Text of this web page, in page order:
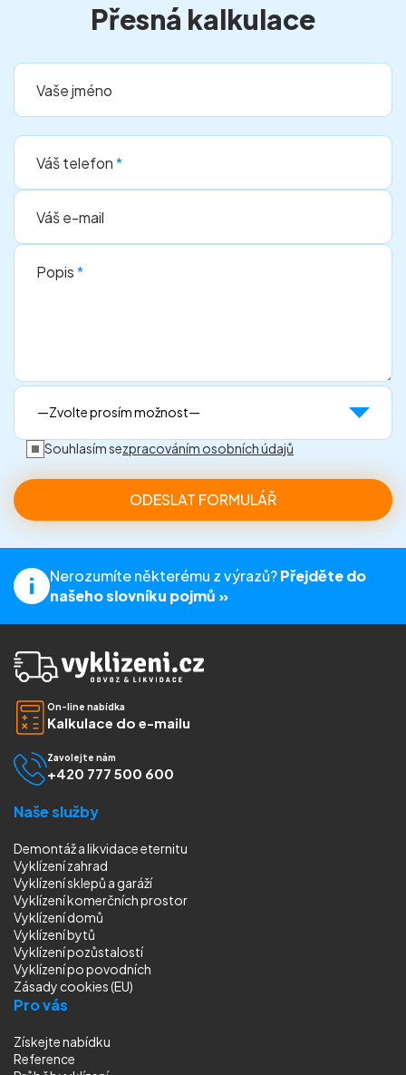
Přesná kalkulace
Vaše jméno
Váš telefon*
Váš e-mail
Popis*
Souhlasím sezpracováním osobních údajů
Nerozumíte některému z výrazů?Přejděte do
našeho slovníku pojmů »
On-line nabídka
Kalkulace do e-mailu
Zavolejte nám
+420 777 500 600
Naše služby
Demontáž a likvidace eternitu
Vyklízení zahrad
Vyklízení sklepů a garáží
Vyklízení komerčních prostor
Vyklízení domů
Vyklízení bytů
Vyklízení pozůstalostí
Vyklízenípo povodních
Zásady cookies (EU)
Pro vás
Získejte nabídku
Reference